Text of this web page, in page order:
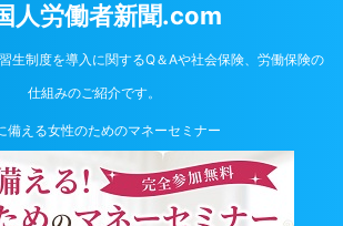
人労働者新聞.com
生制度を導入に関するQ＆Aや社会保険、労働保険の
仕組みのご紹介です。
備える女性のためのマネーセミナー